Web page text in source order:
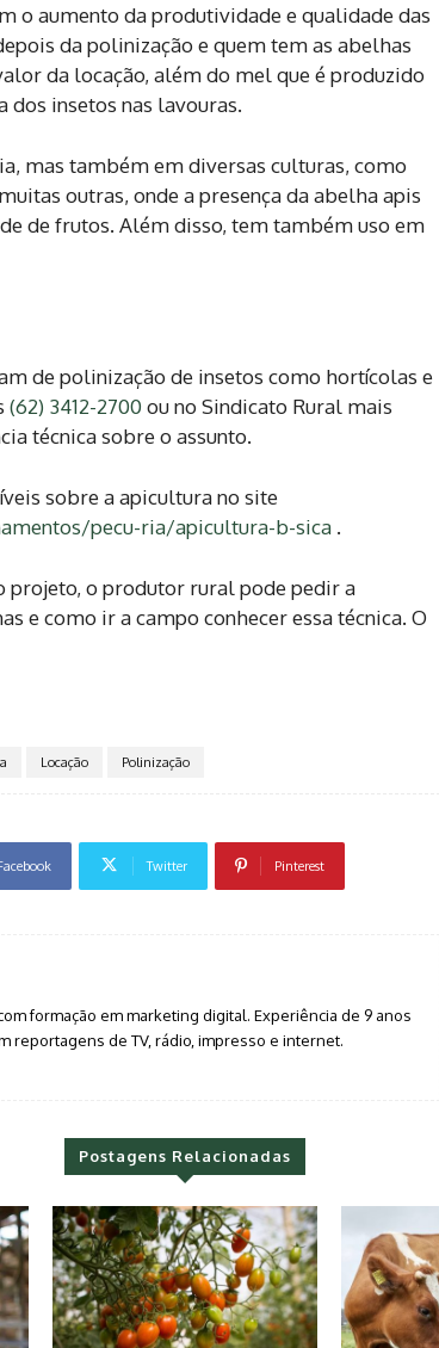
o aumento da produtividade e qualidade das
da polinização e quem tem as abelhas
da locação, além do mel que é produzido
dos insetos nas lavouras.
mas também em diversas culturas, como
outras, onde a presença da abelha apis
de frutos. Além disso, tem também uso em
de polinização de insetos como hortícolas e
(62) 3412-2700 ou no Sindicato Rural mais
técnica sobre o assunto.
sobre a apicultura no site
pecu-ria/apicultura-b-sica .
projeto, o produtor rural pode pedir a
e como ir a campo conhecer essa técnica. O
Locação Polinização
Twitter Pinterest
formação em marketing digital. Experiência de 9 anos
reportagens de TV, rádio, impresso e internet.
Postagens Relacionadas